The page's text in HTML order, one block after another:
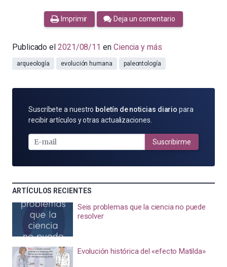
Imprimir Deja un comentario
Publicado el 2021/08/11 en Ciencia y más
arqueología evolución humana paleontología
SUSCRÍBETE
POR
MAIL
Suscríbete a nuestro boletín de noticias diario para
recibir artículos y otras actualizaciones.
Suscribirme
ARTÍCULOS RECIENTES
Seis problemas que la ciencia no puede
resolver
Evolución histórica del «efecto Matilda»